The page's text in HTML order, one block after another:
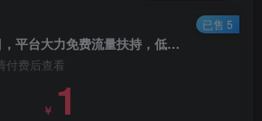
小红书虚拟电商项目，平台大力免费流量扶持，低门槛1拖3玩法
付费后查看
￥ 1
已售 5